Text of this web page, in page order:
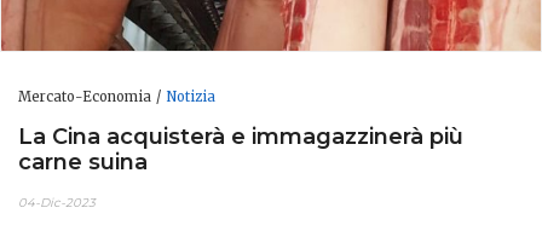
Mercato-Economia Notizia
La Cina acquisterà e immagazzinerà più
carne suina
04-Dic-2023